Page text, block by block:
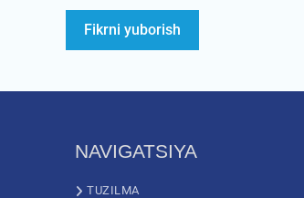
NAVIGATSIYA
TUZILMA